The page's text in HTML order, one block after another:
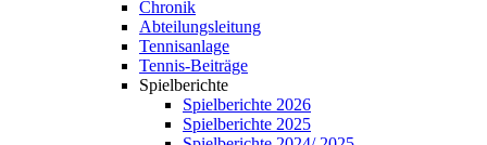
Chronik
Abteilungsleitung
Tennisanlage
Tennis-Beiträge
Spielberichte
Spielberichte 2026
Spielberichte 2025